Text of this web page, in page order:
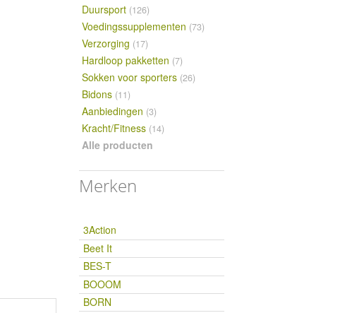
Duursport (126)
Voedingssupplementen (73)
Verzorging (17)
Hardloop pakketten (7)
Sokken voor sporters (26)
Bidons (11)
Aanbiedingen (3)
Kracht/Fitness (14)
Alle producten
Merken
3Action
Beet It
BES-T
BOOOM
BORN